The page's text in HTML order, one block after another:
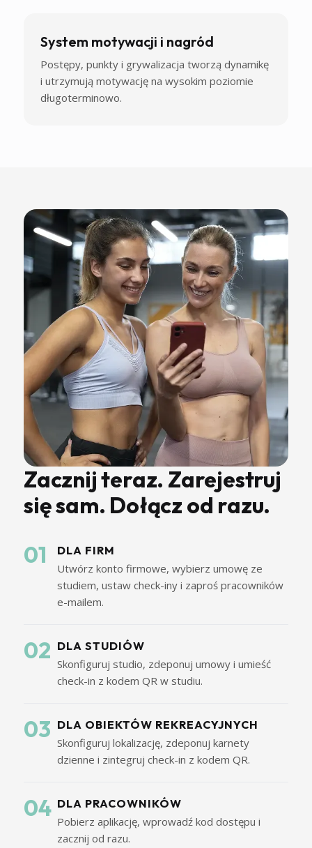
System motywacji i nagród
Postępy, punkty i grywalizacja tworzą dynamikę
i utrzymują motywację na wysokim poziomie
długoterminowo.
Zacznij teraz. Zarejestruj
się sam. Dołącz od razu.
01
DLA FIRM
Utwórz konto firmowe, wybierz umowę ze
studiem, ustaw check-iny i zaproś pracowników
e-mailem.
02 DLA STUDIÓW
Skonfiguruj studio, zdeponuj umowy i umieść
check-in z kodem QR w studiu.
03 DLA OBIEKTÓW REKREACYJNYCH
Skonfiguruj lokalizację, zdeponuj karnety
dzienne i zintegruj check-in z kodem QR.
04 DLA PRACOWNIKÓW
Pobierz aplikację, wprowadź kod dostępu i
zacznij od razu.